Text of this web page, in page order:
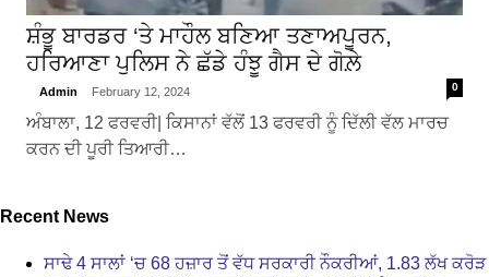
ਸ਼ੰਭੂ ਬਾਰਡਰ ‘ਤੇ ਮਾਹੌਲ ਬਣਿਆ ਤਣਾਅਪੂਰਨ,
ਹਰਿਆਣਾ ਪੁਲਿਸ ਨੇ ਛੱਡੇ ਹੰਝੂ ਗੈਸ ਦੇ ਗੋਲ਼ੇ
Admin February 12, 2024 0
ਅੰਬਾਲਾ, 12 ਫਰਵਰੀ| ਕਿਸਾਨਾਂ ਵੱਲੋਂ 13 ਫਰਵਰੀ ਨੂੰ ਦਿੱਲੀ ਵੱਲ ਮਾਰਚ
ਕਰਨ ਦੀ ਪੂਰੀ ਤਿਆਰੀ…
Recent News
ਸਾਢੇ 4 ਸਾਲਾਂ ‘ਚ 68 ਹਜ਼ਾਰ ਤੋਂ ਵੱਧ ਸਰਕਾਰੀ ਨੌਕਰੀਆਂ, 1.83 ਲੱਖ ਕਰੋੜ